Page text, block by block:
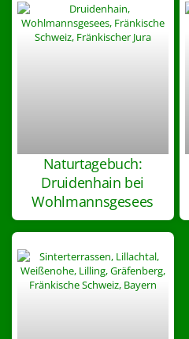
Naturtagebuch:
Druidenhain bei
Wohlmannsgesees